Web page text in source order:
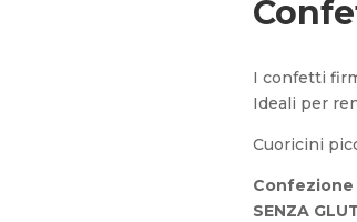
I confetti
Ideali per
Cuoricini
Confezione
SENZA